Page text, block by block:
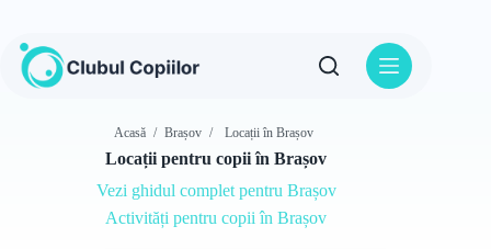
conținut
Acasă / Brașov / Locații în Brașov
Locații pentru copii în Brașov
Vezi ghidul complet pentru Brașov
Activități pentru copii în Brașov